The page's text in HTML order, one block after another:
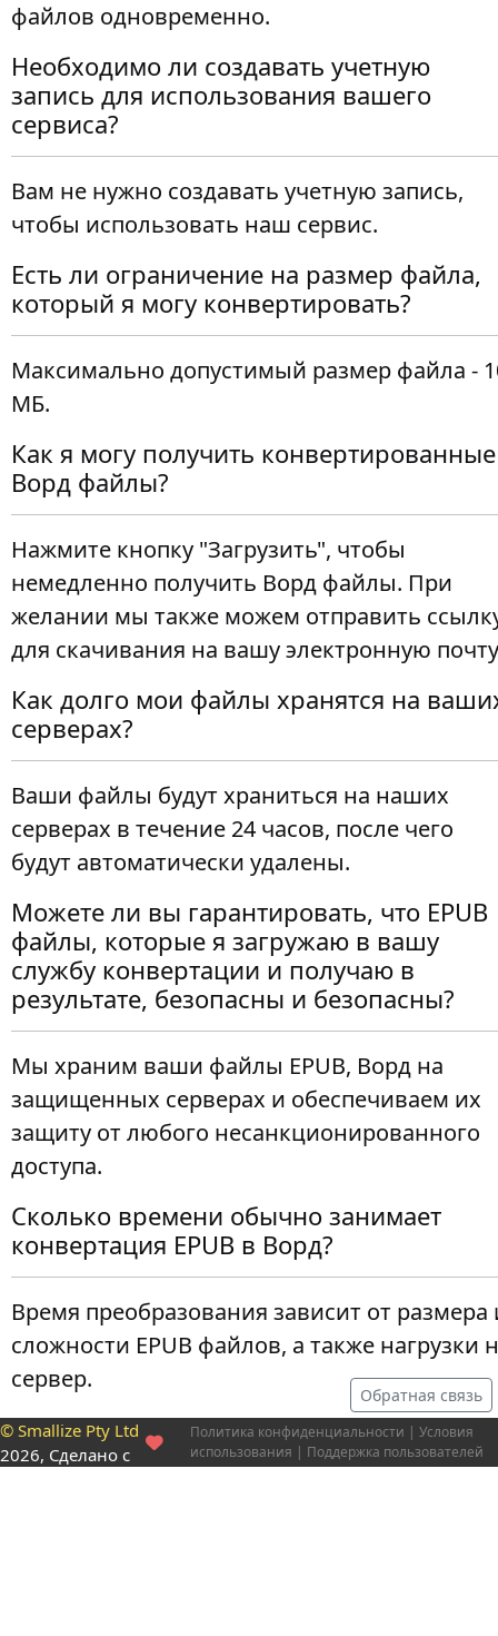
файлов одновременно.
Необходимо ли создавать учетную
запись для использования вашего
сервиса?
Вам не нужно создавать учетную запись,
чтобы использовать наш сервис.
Есть ли ограничение на размер файла,
который я могу конвертировать?
Максимально допустимый размер файла -
МБ.
Как я могу получить конвертированные
Ворд файлы?
Нажмите кнопку "Загрузить", чтобы
немедленно получить Ворд файлы. При
желании мы также можем отправить
для скачивания на вашу электронную
Как долго мои файлы хранятся на
серверах?
Ваши файлы будут храниться на наших
серверах в течение 24 часов, после чего
будут автоматически удалены.
Можете ли вы гарантировать, что EPUB
файлы, которые я загружаю в вашу
службу конвертации и получаю в
результате, безопасны и безопасны?
Мы храним ваши файлы EPUB, Ворд на
защищенных серверах и обеспечиваем их
защиту от любого несанкционированного
доступа.
Сколько времени обычно занимает
конвертация EPUB в Ворд?
Время преобразования зависит от размера
сложности EPUB файлов, а также нагрузки
сервер.
Обратная связь
© Smallize Pty Ltd
2026, Сделано с
Политика конфиденциальности | Условия
использования | Поддержка пользователей